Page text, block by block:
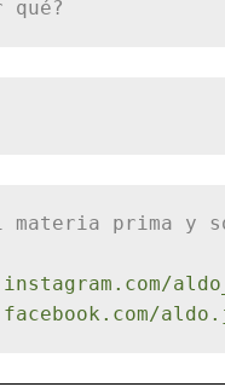
qué?
materia prima y